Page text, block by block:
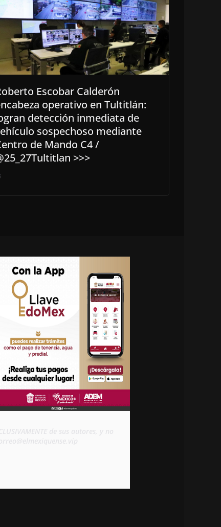
Escobar Calderón
operativo en Tultitlán:
detección inmediata de
sospechoso mediante
de Mando C4 /
>>>